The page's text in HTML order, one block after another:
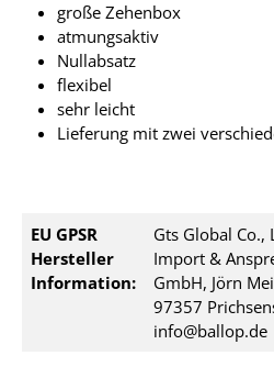
große Zehenbox
atmungsaktiv
Nullabsatz
flexibel
sehr leicht
Lieferung mit zwei
EU GPSR
Hersteller
Information:
Gts Global Co.,
Import &
GmbH, Jörn
97357
info@ballop.de